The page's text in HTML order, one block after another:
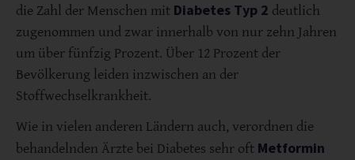
die Zahl der Menschen mit Diabetes Typ 2 deutlich
zugenommen und zwar innerhalb von nur zehn Jahren
um über fünfzig Prozent. Über 12 Prozent der
Bevölkerung leiden inzwischen an der
Stoffwechselkrankheit.
Wie in vielen anderen Ländern auch, verordnen die
behandelnden Ärzte bei Diabetes sehr oft Metformin